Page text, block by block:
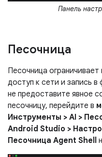
Панель
Песочница
Песочница
доступ к сети и запись
не предоставите явное
песочницу, перейдите в
Инструменты > AI >
Android Studio >
Песочница Agent Shell